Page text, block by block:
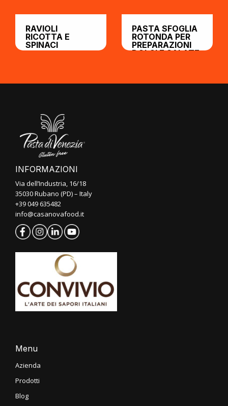
RAVIOLI
RICOTTA E
SPINACI
PASTA SFOGLIA
ROTONDA PER
PREPARAZIONI
DOLCI E SALATE
INFORMAZIONI
Via dell’Industria, 16/18
35030 Rubano (PD) – Italy
+39 049 635482
info@casanovafood.it
Menu
Azienda
Prodotti
Blog